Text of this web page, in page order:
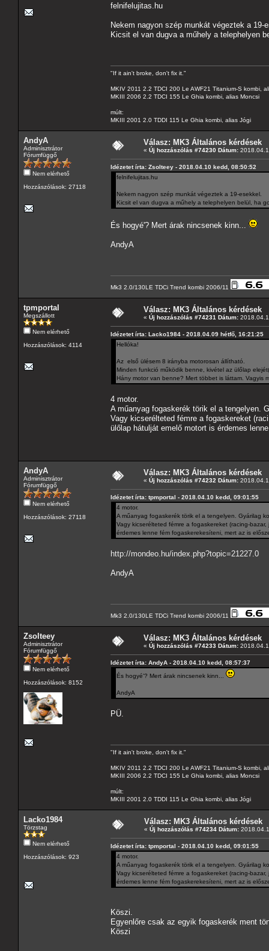
felnifelujitas.hu
Nekem nagyon szép munkát végeztek a 19-
Kicsit el van dugva a műhely a telephelyen
"If it ain't broke, don't fix it."
MKIV 2011 2.2 TDCI 200 Le AWF21 Titanium-S kombi,
MKIII 2006 2.2 TDCI 155 Le Ghia kombi, alias Moncsi
múlt:
MKIII 2001 2.0 TDDI 115 Le Ghia kombi, alias Jógi
AndyA
Adminisztrátor
Fórumfüggő
Nem elérhető
Hozzászólások: 27118
Válasz: MK3 Általános kérdések
« Új hozzászólás #74230 Dátum:
Idézetet írta: Zsolteey - 2018.04.10 kedd, 08:50:52
felnifelujitas.hu
Nekem nagyon szép munkát végeztek a 19-esekkel.
Kicsit el van dugva a műhely a telephelyen belül, ha
És hogyé'? Mert árak nincsenek kinn...
AndyA
Mk3 2.0/130LE TDCi Trend kombi 2006/11
tpmportal
Megszállott
Nem elérhető
Hozzászólások: 4114
Válasz: MK3 Általános kérdések
« Új hozzászólás #74231 Dátum:
Idézetet írta: Lacko1984 - 2018.04.09 hétfő, 16:21:25
Hellóka!
Az első ülésem 8 irányba motorosan állítható.
Minden funkció működik benne, kivétel az ülőlap
Hány motor van benne? Mert többet is láttam. Vagyis
4 motor.
A műanyag fogaskerék törik el a tengelyen.
Vagy kicserélteted fémre a fogaskereket
ülőlap hátulját emelő motort is érdemes
AndyA
Adminisztrátor
Fórumfüggő
Nem elérhető
Hozzászólások: 27118
Válasz: MK3 Általános kérdések
« Új hozzászólás #74232 Dátum:
Idézetet írta: tpmportal - 2018.04.10 kedd, 09:01:55
4 motor.
A műanyag fogaskerék törik el a tengelyen. Gyárilag
Vagy kicserélteted fémre a fogaskereket (racing-
érdemes lenne fém fogaskerekesíteni, mert az is
http://mondeo.hu/index.php?topic=21227.0
AndyA
Mk3 2.0/130LE TDCi Trend kombi 2006/11
Zsolteey
Adminisztrátor
Fórumfüggő
Nem elérhető
Hozzászólások: 8152
Válasz: MK3 Általános kérdések
« Új hozzászólás #74233 Dátum:
Idézetet írta: AndyA - 2018.04.10 kedd, 08:57:37
És hogyé'? Mert árak nincsenek kinn...
AndyA
PÜ.
"If it ain't broke, don't fix it."
MKIV 2011 2.2 TDCI 200 Le AWF21 Titanium-S kombi,
MKIII 2006 2.2 TDCI 155 Le Ghia kombi, alias Moncsi
múlt:
MKIII 2001 2.0 TDDI 115 Le Ghia kombi, alias Jógi
Lacko1984
Törzstag
Nem elérhető
Hozzászólások: 923
Válasz: MK3 Általános kérdések
« Új hozzászólás #74234 Dátum:
Idézetet írta: tpmportal - 2018.04.10 kedd, 09:01:55
4 motor.
A műanyag fogaskerék törik el a tengelyen. Gyárilag
Vagy kicserélteted fémre a fogaskereket (racing-
érdemes lenne fém fogaskerekesíteni, mert az is
Köszi.
Egyenlőre csak az egyik fogaskerék ment
Köszi